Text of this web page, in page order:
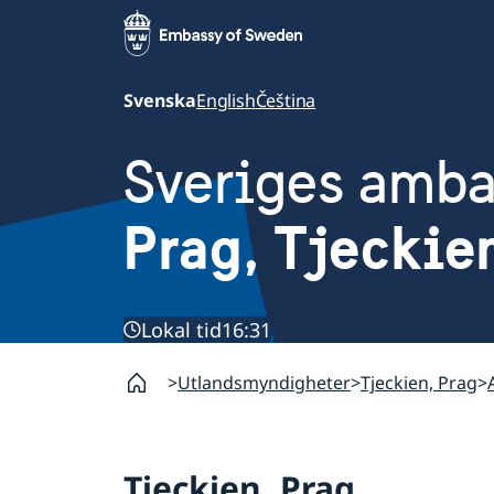
SvenskaEnglishČeština
Sveriges
Prag,
Lokal tid16:31
Utlandsmyndigheter Tjeckien, Prag